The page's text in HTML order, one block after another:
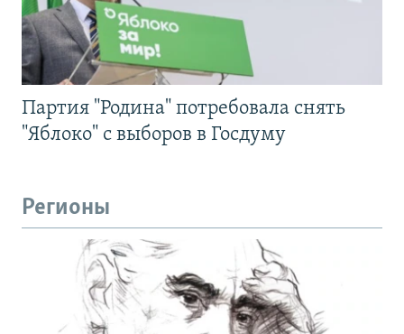
Партия "Родина" потребовала снять
"Яблоко" с выборов в Госдуму
Регионы